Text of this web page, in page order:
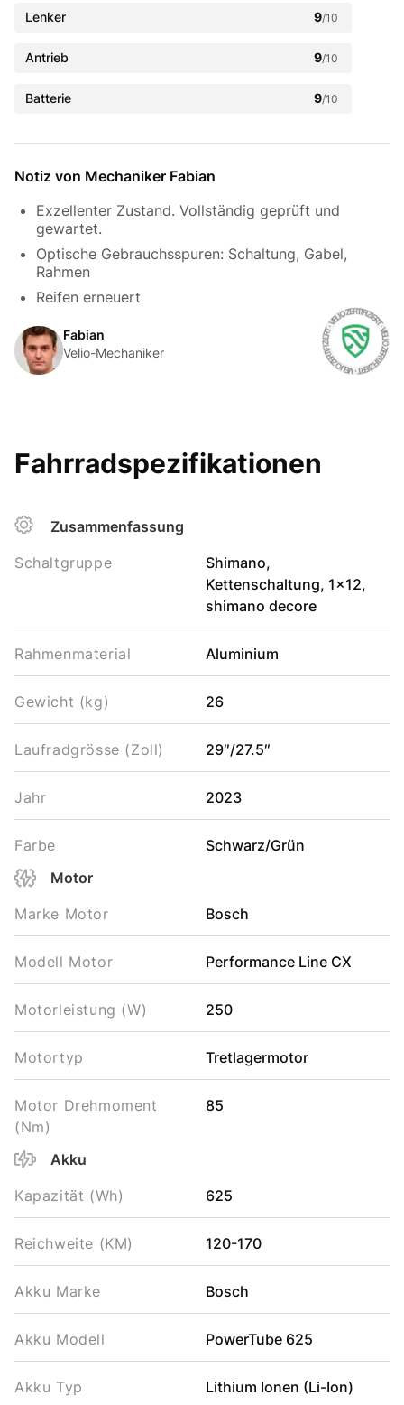
Lenker 9/10
Antrieb 9/10
Batterie 9/10
Notiz von Mechaniker Fabian
Exzellenter Zustand. Vollständig geprüft und
gewartet.
Optische Gebrauchsspuren: Schaltung, Gabel,
Rahmen
Reifen erneuert
Fabian
Velio-Mechaniker
Fahrradspezifikationen
Zusammenfassung
Schaltgruppe
Shimano,
Kettenschaltung, 1x12,
shimano decore
Rahmenmaterial Aluminium
Gewicht (kg) 26
Laufradgrösse (Zoll) 29″/27.5″
Jahr 2023
Farbe
Schwarz/Grün
Motor
Marke Motor
Bosch
Modell Motor Performance Line CX
Motorleistung (W) 250
Motortyp Tretlagermotor
Motor Drehmoment
(Nm)
85
Akku
Kapazität (Wh)
625
Reichweite (KM) 120-170
Akku Marke Bosch
Akku Modell PowerTube 625
Akku Typ Lithium Ionen (Li-Ion)